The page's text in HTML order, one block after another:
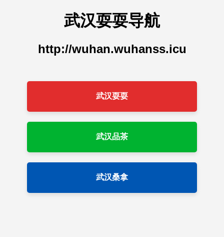
武汉耍耍导航
http://wuhan.wuhanss.icu
武汉耍耍
武汉品茶
武汉桑拿